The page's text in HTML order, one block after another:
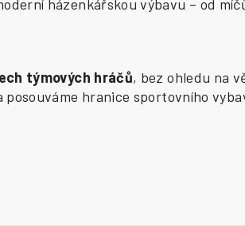
házenkářskou výbavu – od
týmových hráčů, bez ohledu na
hranice sportovního